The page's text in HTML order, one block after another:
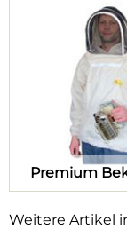
Premium
Weitere Artikel